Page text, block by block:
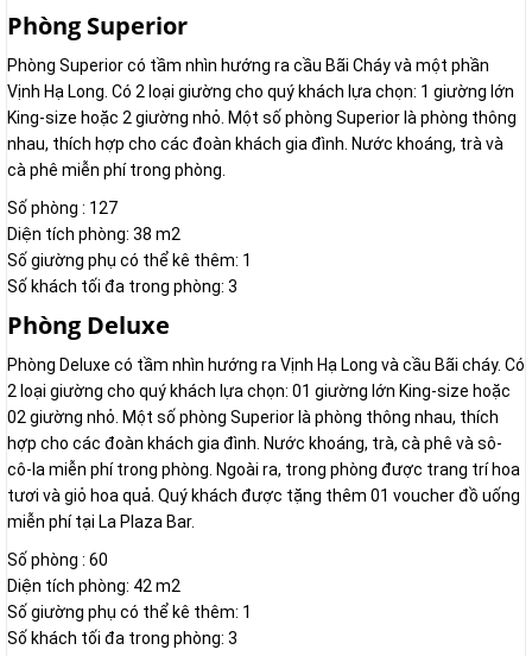
Phòng Superior
Phòng Superior có tầm nhìn hướng ra cầu Bãi Cháy và một phần
Vịnh Hạ Long. Có 2 loại giường cho quý khách lựa chọn: 1 giường lớn
King-size hoặc 2 giường nhỏ. Một số phòng Superior là phòng thông
nhau, thích hợp cho các đoàn khách gia đình. Nước khoáng, trà và
cà phê miễn phí trong phòng.
Số phòng : 127
Diện tích phòng: 38 m2
Số giường phụ có thể kê thêm: 1
Số khách tối đa trong phòng: 3
Phòng Deluxe
Phòng Deluxe có tầm nhìn hướng ra Vịnh Hạ Long và cầu Bãi cháy. Có
2 loại giường cho quý khách lựa chọn: 01 giường lớn King-size hoặc
02 giường nhỏ. Một số phòng Superior là phòng thông nhau, thích
hợp cho các đoàn khách gia đình. Nước khoáng, trà, cà phê và sô-
cô-la miễn phí trong phòng. Ngoài ra, trong phòng được trang trí hoa
tươi và giỏ hoa quả. Quý khách được tặng thêm 01 voucher đồ uống
miễn phí tại La Plaza Bar.
Số phòng : 60
Diện tích phòng: 42 m2
Số giường phụ có thể kê thêm: 1
Số khách tối đa trong phòng: 3